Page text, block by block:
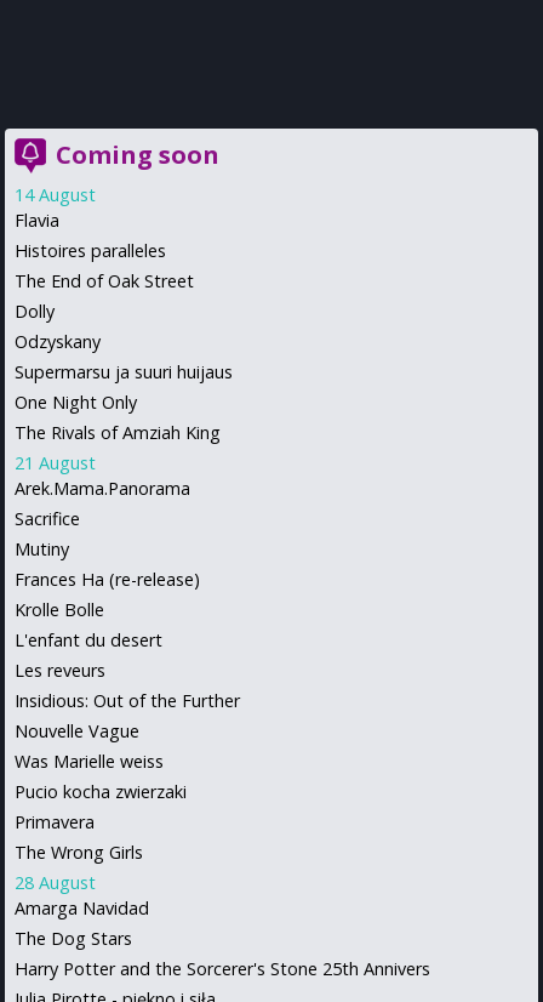
Coming soon
14 August
Flavia
Histoires paralleles
The End of Oak Street
Dolly
Odzyskany
Supermarsu ja suuri huijaus
One Night Only
The Rivals of Amziah King
21 August
Arek.Mama.Panorama
Sacrifice
Mutiny
Frances Ha (re-release)
Krolle Bolle
L'enfant du desert
Les reveurs
Insidious: Out of the Further
Nouvelle Vague
Was Marielle weiss
Pucio kocha zwierzaki
Primavera
The Wrong Girls
28 August
Amarga Navidad
The Dog Stars
Harry Potter and the Sorcerer's Stone 25th Annivers